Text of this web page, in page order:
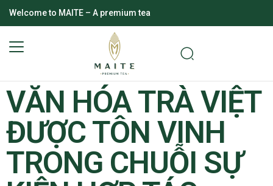
Welcome to MAITE – A premium tea
ĐƯỢC ĐĂNG BỞI
VĂN HÓA TRÀ VIỆT
ĐƯỢC TÔN VINH
TRONG CHUỖI SỰ